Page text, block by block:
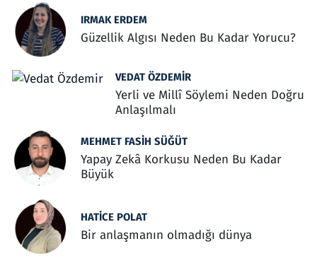
IRMAK ERDEM
Güzellik Algısı Neden Bu Kadar Yorucu?
VEDAT ÖZDEMIR
Yerli ve Millî Söylemi Neden Doğru
Anlaşılmalı
MEHMET FASIH SÜĞÜT
Yapay Zekâ Korkusu Neden Bu Kadar
Büyük
HATICE POLAT
Bir anlaşmanın olmadığı dünya